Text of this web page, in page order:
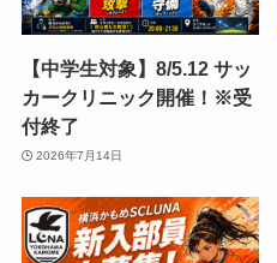
【中学生対象】8/5.12 サッ
カークリニック開催！※受
付終了
2026年7月14日